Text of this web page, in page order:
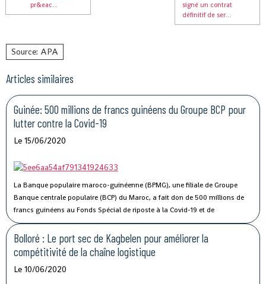
pr&eac...
signé un contrat
définitif de ser...
Source: APA
Articles similaires
Guinée: 500 millions de francs guinéens du Groupe BCP pour
lutter contre la Covid-19
Le 15/06/2020
La Banque populaire maroco-guinéenne (BPMG), une filiale de Groupe
Banque centrale populaire (BCP) du Maroc, a fait don de 500 millions de
francs guinéens au Fonds Spécial de riposte à la Covid-19 et de
stabilisation économique de la Guinée.
Bolloré : Le port sec de Kagbelen pour améliorer la
compétitivité de la chaîne logistique
Le 10/06/2020